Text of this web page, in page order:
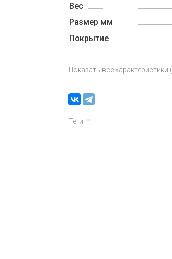
Вес
Размер мм
Покрытие
Показать все характеристики
Теги: